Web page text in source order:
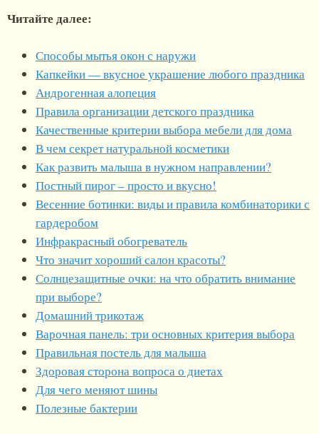
Читайте далее:
Способы мытья окон с наружи
Капкейки — вкусное украшение любого праздника
Андрогенная алопеция
Правила организации детского праздника
Качественные критерии выбора мебели для дома
В чем секрет натуральной косметики
Как развить малыша в нужном направлении?
Постный пирог – просто и вкусно!
Весенние ботинки: виды и правила комбинаторики с
гардеробом
Инфракрасный обогреватель
Что значит хороший салон красоты?
Солнцезащитные очки: на что обратить внимание
при выборе?
Домашний трикотаж
Варочная панель: три основных критерия выбора
Правильная постель для малыша
Здоровая сторона вопроса о диетах
Для чего меняют шины
Полезные бактерии